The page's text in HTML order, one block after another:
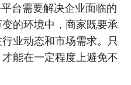
台需要解决企业面临的
的环境中，商家既要承
业动态和市场需求。只
能在一定程度上避免不